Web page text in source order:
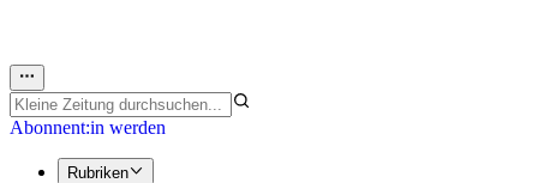
Abonnent:in werden
Rubriken